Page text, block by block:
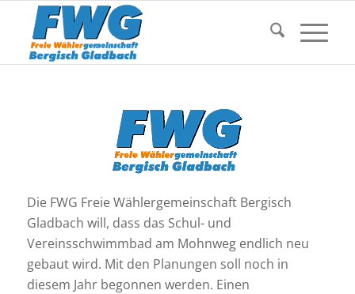
Die FWG Freie Wählergemeinschaft Bergisch
Gladbach will, dass das Schul- und
Vereinsschwimmbad am Mohnweg endlich neu
gebaut wird. Mit den Planungen soll noch in
diesem Jahr begonnen werden. Einen